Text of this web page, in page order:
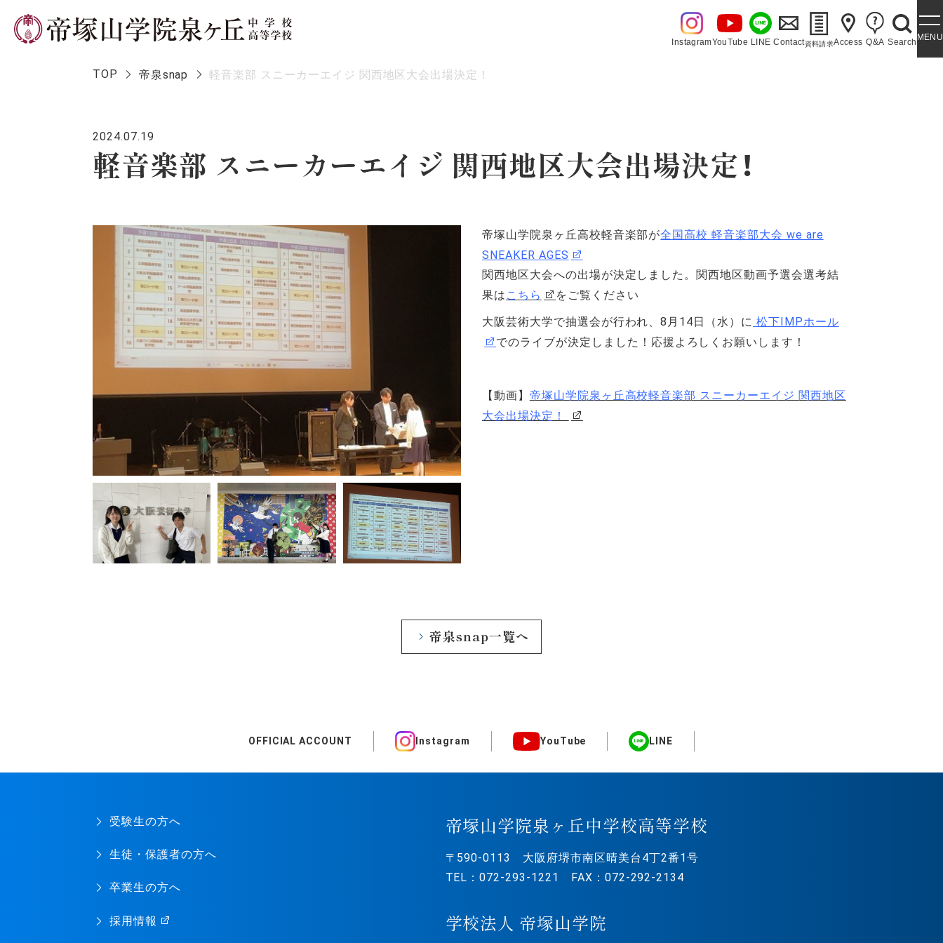
InstagramYouTube LINE Contact資料請求Access Q&A SearchMENU
泉ヶ丘校のめざす教育 環境・施設 あゆみ・泉ヶ丘讃歌
TOP 帝泉snap 軽音楽部 スニーカーエイジ 関西地区大会出場決定！
2024.07.19
軽音楽部 スニーカーエイジ 関西地区大会出場決定！
帝塚山学院泉ヶ丘高校軽音楽部が全国高校 軽音楽部大会 we are
SNEAKER AGES
関西地区大会への出場が決定しました。関西地区動画予選会選考結
果は こちら
をご覧ください
大阪芸術大学で抽選会が行われ、8月14日（水）に 松下IMPホール
でのライブが決定しました！応援よろしくお願いします！
【動画】 帝塚山学院泉ヶ丘高校軽音楽部 スニーカーエイジ 関西地区
大会出場決定！
帝泉snap一覧へ
OFFICIAL ACCOUNT Instagram YouTube LINE
受験生の方へ
生徒・保護者の方へ
卒業生の方へ
採用情報
帝塚山学院泉ヶ丘中学校高等学校
〒590-0113 大阪府堺市南区晴美台4丁2番1号
TEL：072-293-1221 FAX：072-292-2134
学校法人 帝塚山学院